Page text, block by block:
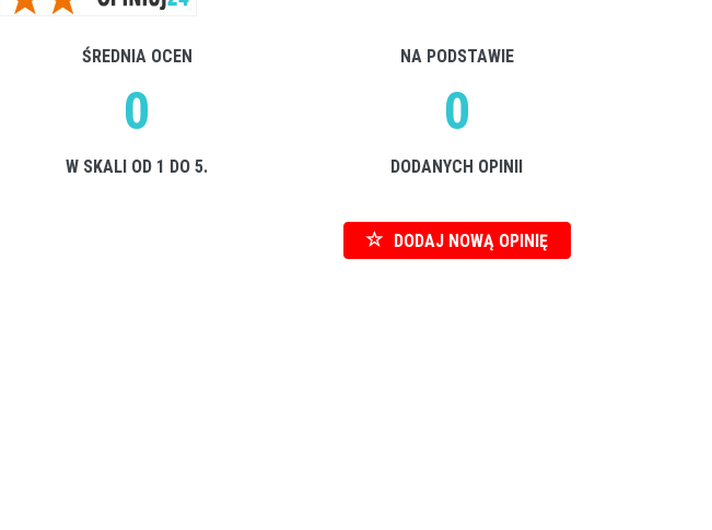
ŚREDNIA OCEN
0
W SKALI OD 1 DO 5.
NA PODSTAWIE
0
DODANYCH OPINII
DODAJ NOWĄ OPINIĘ